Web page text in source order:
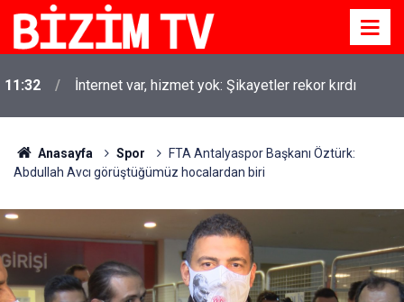
11:32 İnternet var, hizmet yok: Şikayetler rekor kırdı
11:30
Anasayfa Spor
FTA Antalyaspor Başkanı Öztürk:
Abdullah Avcı görüştüğümüz hocalardan biri